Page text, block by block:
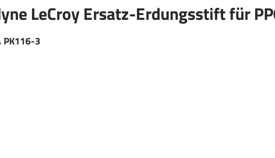
LeCroy Ersatz-Erdungsstift für
PK116-3